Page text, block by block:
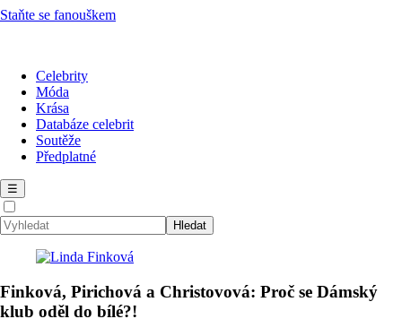
Staňte se fanouškem
Celebrity
Móda
Krása
Databáze celebrit
Soutěže
Předplatné
☰
Finková, Pirichová a Christovová: Proč se Dámský
klub oděl do bílé?!